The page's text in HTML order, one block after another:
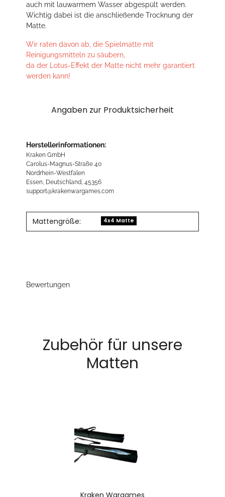
auch mit lauwarmem Wasser abgespült werden.
Wichtig dabei ist die anschließende Trocknung der
Matte.
Wir raten davon ab, die Spielmatte mit
Reinigungsmitteln zu säubern,
da der Lotus-Effekt der Matte nicht mehr garantiert
werden kann!
Angaben zur Produktsicherheit
Herstellerinformationen:
Kraken GmbH
Carolus-Magnus-Straße 40
Nordrhein-Westfalen
Essen, Deutschland, 45356
support@krakenwargames.com
Mattengröße: 4x4 Matte
Bewertungen
Zubehör für unsere
Matten